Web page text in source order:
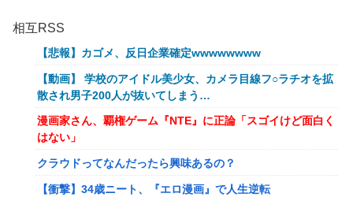
相互RSS
【悲報】カゴメ、反日企業確定wwwwwwww
【動画】 学校のアイドル美少女、カメラ目線フ○ラチオを拡
散され男子200人が抜いてしまう…
漫画家さん、覇権ゲーム『NTE』に正論「スゴイけど面白く
はない」
クラウドってなんだったら興味あるの？
【衝撃】34歳ニート、『エロ漫画』で人生逆転